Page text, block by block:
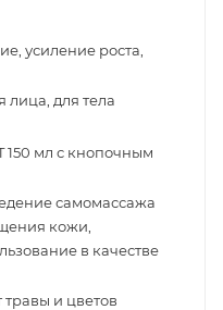
усиление роста,
лица, для тела
150 мл с кнопочным
самомассажа
кожи,
в качестве
и цветов